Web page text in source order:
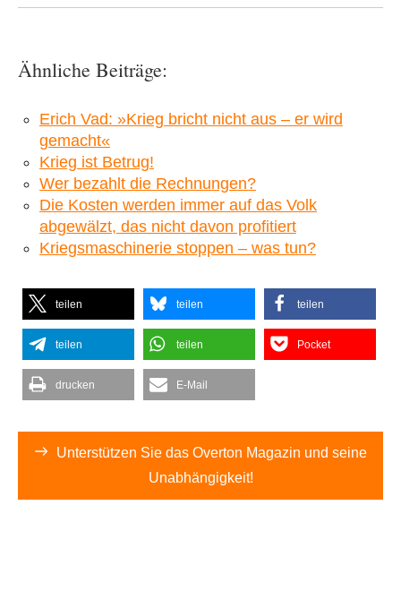
Ähnliche Beiträge:
Erich Vad: »Krieg bricht nicht aus – er wird
gemacht«
Krieg ist Betrug!
Wer bezahlt die Rechnungen?
Die Kosten werden immer auf das Volk
abgewälzt, das nicht davon profitiert
Kriegsmaschinerie stoppen – was tun?
teilen teilen teilen
teilen teilen Pocket
drucken E-Mail
Unterstützen Sie das Overton Magazin und seine
Unabhängigkeit!